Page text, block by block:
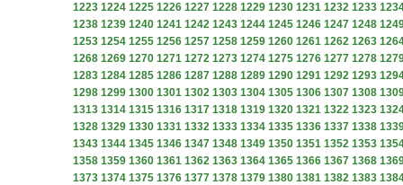
1223 1224 1225 1226 1227 1228 1229 1230 1231 1232 1233
1238 1239 1240 1241 1242 1243 1244 1245 1246 1247 1248
1253 1254 1255 1256 1257 1258 1259 1260 1261 1262 1263
1268 1269 1270 1271 1272 1273 1274 1275 1276 1277 1278
1283 1284 1285 1286 1287 1288 1289 1290 1291 1292 1293
1298 1299 1300 1301 1302 1303 1304 1305 1306 1307 1308
1313 1314 1315 1316 1317 1318 1319 1320 1321 1322 1323
1328 1329 1330 1331 1332 1333 1334 1335 1336 1337 1338
1343 1344 1345 1346 1347 1348 1349 1350 1351 1352 1353
1358 1359 1360 1361 1362 1363 1364 1365 1366 1367 1368
1373 1374 1375 1376 1377 1378 1379 1380 1381 1382 1383